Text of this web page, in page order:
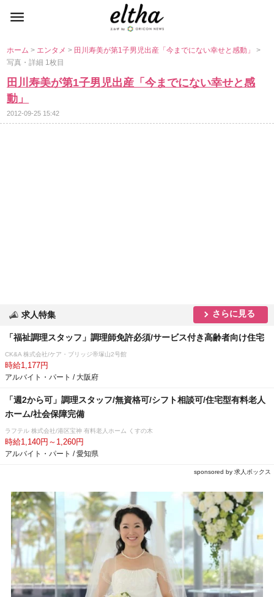
ホーム> エンタメ> 田川寿美が第1子男児出産「今までにない幸せと感動」>
写真・詳細 1枚目
田川寿美が第1子男児出産「今までにない幸せと感
動」
2012-09-25 15:42
求人特集 さらに見る
「福祉調理スタッフ」調理師免許必須/サービス付き高齢者向け住宅
CK&A 株式会社/ケア・ブリッジ帝塚山2号館
時給1,177円
アルバイト・パート / 大阪府
「週2から可」調理スタッフ/無資格可/シフト相談可/住宅型有料老人
ホーム/社会保障完備
ラフテル 株式会社/港区宝神 有料老人ホーム くすの木
時給1,140円～1,260円
アルバイト・パート / 愛知県
sponsored by 求人ボックス